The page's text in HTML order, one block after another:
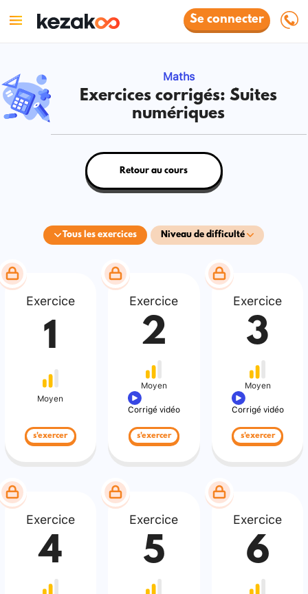
Se connecter
Maths
Exercices corrigés: Suites
numériques
Tous les exercices Niveau de difficulté
Retour au cours
Exercice
1
Moyen
s'exercer
Exercice
2
Moyen
Corrigé vidéo
s'exercer
Exercice
3
Moyen
Corrigé vidéo
s'exercer
Exercice
4
Exercice
5
Exercice
6